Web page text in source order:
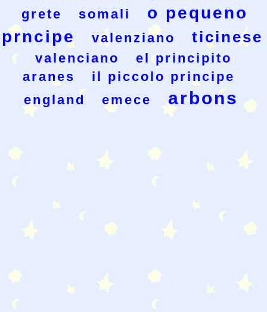
grete
somali
o pequeno
prncipe
valenziano ticinese
valenciano
el principito
aranes
il piccolo principe
england
emece arbons